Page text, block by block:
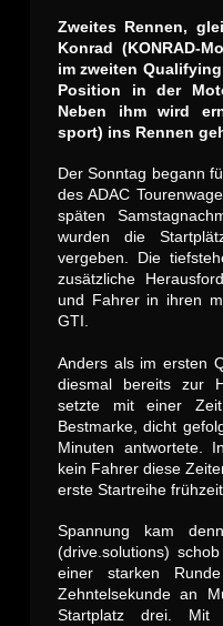
Zweites Rennen,
Konrad (KONRAD-
im zweiten
Position in der
Neben ihm wird
sport) ins Rennen
Der Sonntag begann
des ADAC
späten
wurden die
vergeben. Die
zusätzliche
und Fahrer in ihren
GTI.
Anders als im ersten
diesmal bereits zur
setzte mit einer
Bestmarke, dicht
Minuten antwortete.
kein Fahrer diese
erste Startreihe
Spannung kam
(drive.solutions)
einer starken
Zehntelsekunde an
Startplatz drei. Mit